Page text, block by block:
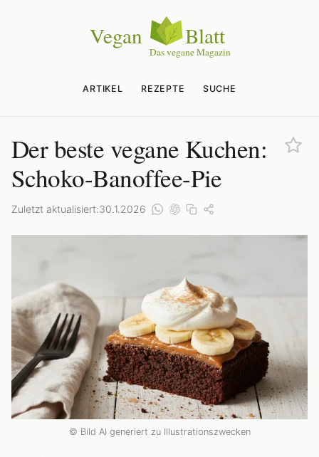
ARTIKEL REZEPTE SUCHE
Der beste vegane Kuchen:
Schoko-Banoffee-Pie
Zuletzt aktualisiert:30.1.2026
© Bild AI generiert zu Illustrationszwecken